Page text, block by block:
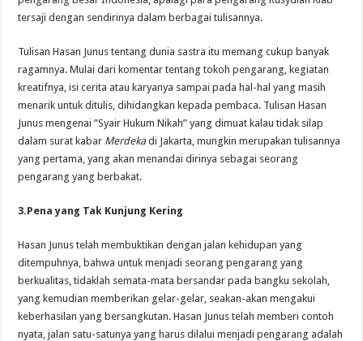
tersaji dengan sendirinya dalam berbagai tulisannya.
Tulisan Hasan Junus tentang dunia sastra itu memang cukup banyak
ragamnya. Mulai dari komentar tentang tokoh pengarang, kegiatan
kreatifnya, isi cerita atau karyanya sampai pada hal-hal yang masih
menarik untuk ditulis, dihidangkan kepada pembaca. Tulisan Hasan
Junus mengenai ”Syair Hukum Nikah” yang dimuat kalau tidak silap
dalam surat kabar Merdekadi Jakarta, mungkin merupakan tulisannya
yang pertama, yang akan menandai dirinya sebagai seorang
pengarang yang berbakat.
3.Pena yang Tak Kunjung Kering
Hasan Junus telah membuktikan dengan jalan kehidupan yang
ditempuhnya, bahwa untuk menjadi seorang pengarang yang
berkualitas, tidaklah semata-mata bersandar pada bangku sekolah,
yang kemudian memberikan gelar-gelar, seakan-akan mengakui
keberhasilan yang bersangkutan. Hasan Junus telah memberi contoh
nyata, jalan satu-satunya yang harus dilalui menjadi pengarang adalah